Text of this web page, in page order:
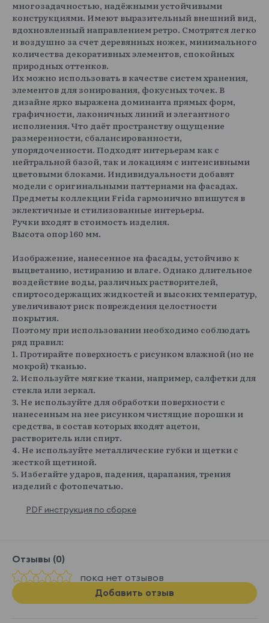
многозадачностью, надёжными устойчивыми
конструкциями. Имеют выразительный внешний вид,
вдохновленный направлением ретро. Смотрятся легко
и воздушно за счет деревянных ножек, минимального
количества декоративных элементов, спокойных
природных оттенков.
Их можно использовать в качестве систем хранения,
элементов для зонирования, фокусных точек. В
дизайне ярко выражена доминанта прямых форм,
графичности, лаконичных линий и элегантного
исполнения. Что даёт пространству ощущение
размеренности, сбалансированности,
упорядоченности. Подходят интерьерам как с
нейтральной базой, так и локациям с интенсивными
цветовыми блоками. Индивидуальности добавят
модели с оригинальными паттернами на фасадах.
Предметы коллекции Frida гармонично впишутся в
эклектичные и стилизованные интерьеры.
Ручки входят в стоимость изделия.
Высота опор 160 мм.
Изображение, нанесенное на фасады, устойчиво к
выцветанию, истиранию и влаге. Однако длительное
воздействие воды, различных растворителей,
спиртосодержащих жидкостей и высоких температур,
увеличивают риск повреждения целостности
покрытия.
Поэтому при использовании необходимо соблюдать
ряд правил:
1. Протирайте поверхность с рисунком влажной (но не
мокрой) тканью.
2. Используйте мягкие ткани, например, салфетки для
стекла или зеркал.
3. Не используйте для обработки поверхности с
нанесенным на нее рисунком чистящие порошки и
средства, в состав которых входят ацетон,
растворитель или спирт.
4. Не используйте металлические губки и щетки с
жесткой щетиной.
5. Избегайте ударов, падения, царапания, трения
изделий с фотопечатью.
PDF инструкция по сборке
Отзывы (0)
пока нет отзывов
Добавить отзыв